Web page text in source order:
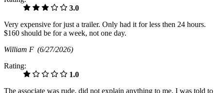
3.0
Very expensive for just a trailer. Only had it for less then 24 hours.
$160 should be for a week, not one day.
William F (6/27/2026)
Rating:
1.0
The associate was rude, did not explain anything to me. I was told to